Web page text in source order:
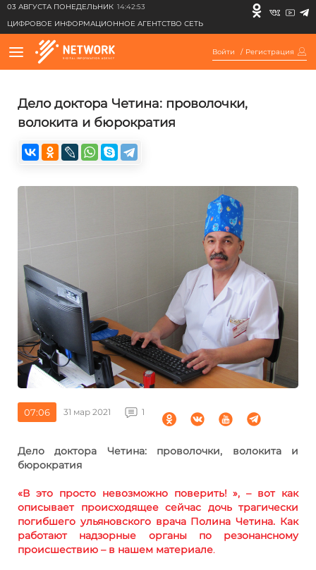
03 АВГУСТА ПОНЕДЕЛЬНИК 14:42:53
ЦИФРОВОЕ ИНФОРМАЦИОННОЕ АГЕНТСТВО СЕТЬ
Войти / Регистрация
Дело доктора Четина: проволочки,
волокита и бюрократия
07:06 31 мар 2021 1
Дело доктора Четина: проволочки, волокита и
бюрократия
«В это просто невозможно поверить! », – вот как
описывает происходящее сейчас дочь трагически
погибшего ульяновского врача Полина Четина. Как
работают надзорные органы по резонансному
происшествию – в нашем материале.